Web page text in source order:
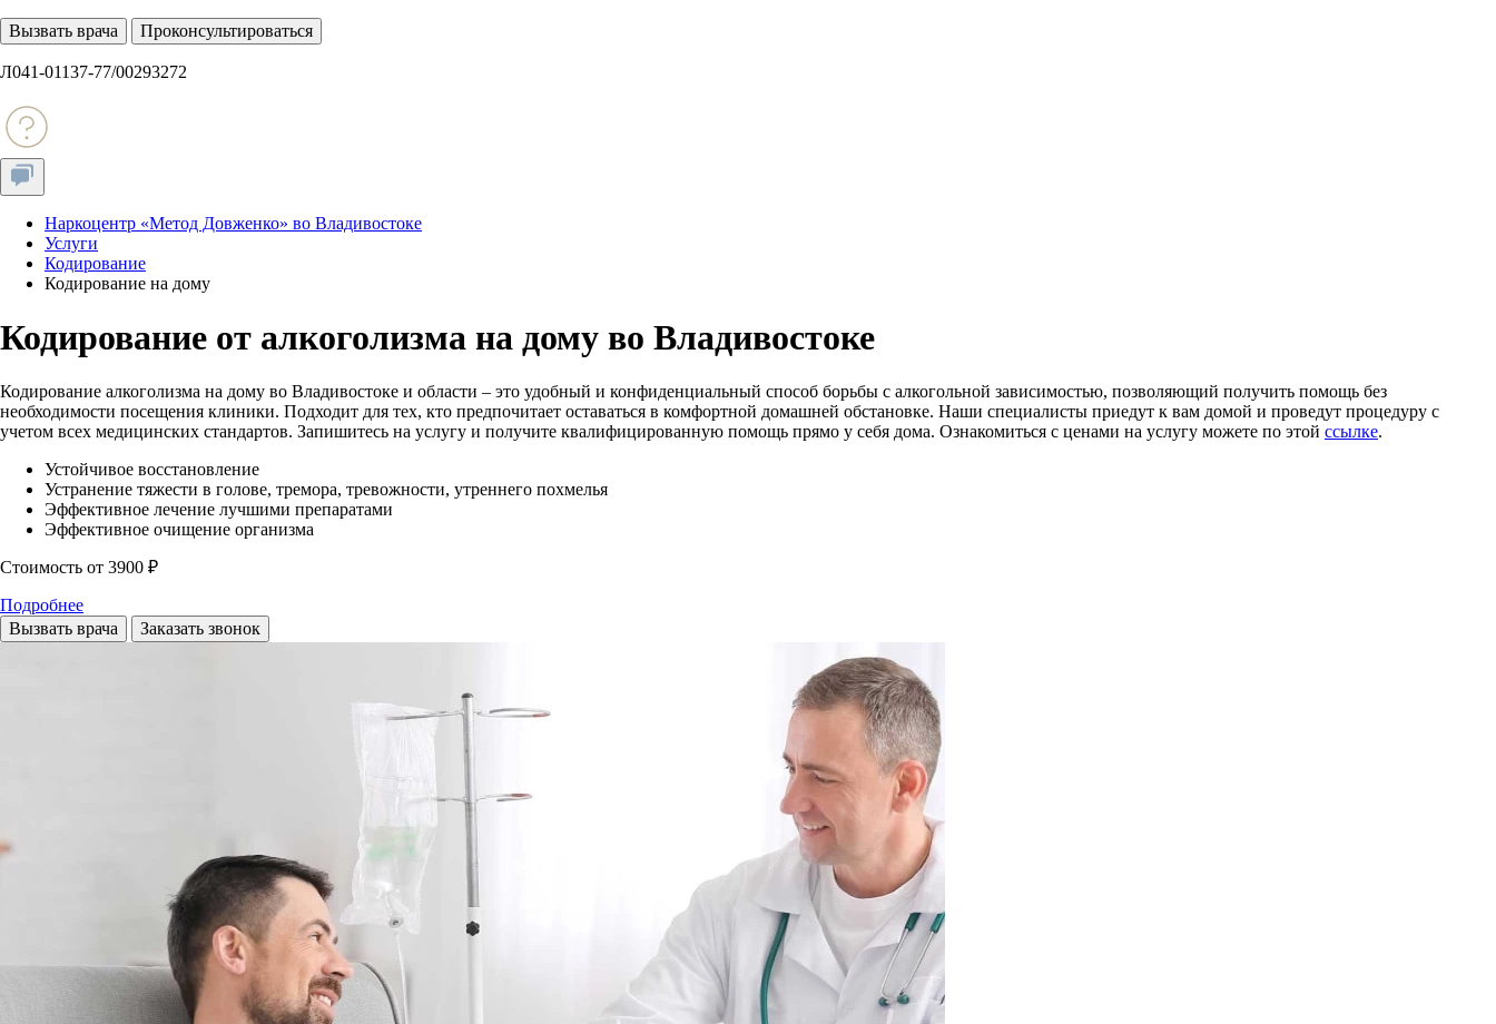
Вызвать врача Проконсультироваться
Л041-01137-77/00293272
Наркоцентр «Метод Довженко» во Владивостоке
Услуги
Кодирование
Кодирование на дому
Кодирование от алкоголизма на дому во Владивостоке
Кодирование алкоголизма на дому во Владивостоке и области – это удобный и конфиденциальный способ борьбы с алкогольной зависимостью, позволяющий получить помощь без
необходимости посещения клиники. Подходит для тех, кто предпочитает оставаться в комфортной домашней обстановке. Наши специалисты приедут к вам домой и проведут процедуру с
учетом всех медицинских стандартов. Запишитесь на услугу и получите квалифицированную помощь прямо у себя дома. Ознакомиться с ценами на услугу можете по этой ссылке.
Устойчивое восстановление
Устранение тяжести в голове, тремора, тревожности, утреннего похмелья
Эффективное лечение лучшими препаратами
Эффективное очищение организма
Стоимость от 3900 ₽
Подробнее
Вызвать врача
Заказать звонок